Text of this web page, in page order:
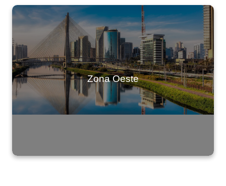
Zona Oeste